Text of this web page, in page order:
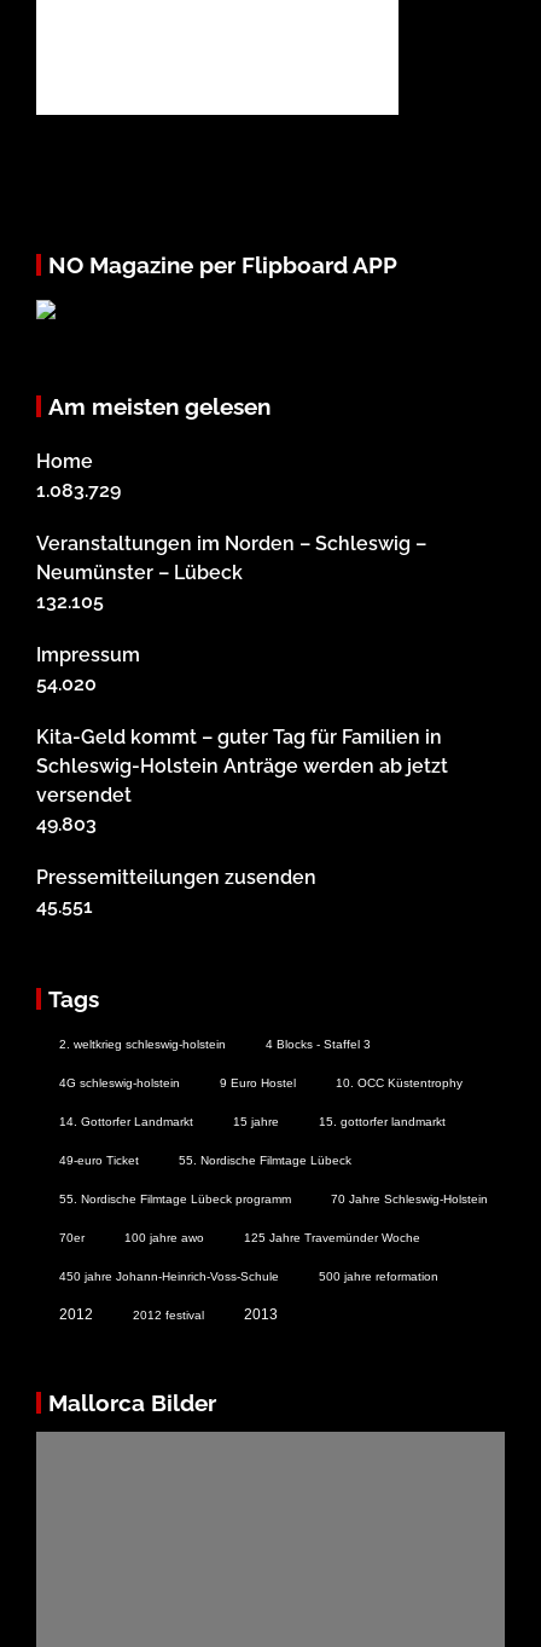
NO Magazine per Flipboard APP
Am meisten gelesen
Home
1.083.729
Veranstaltungen im Norden – Schleswig –
Neumünster – Lübeck
132.105
Impressum
54.020
Kita-Geld kommt – guter Tag für Familien in
Schleswig-Holstein Anträge werden ab jetzt
versendet
49.803
Pressemitteilungen zusenden
45.551
Tags
2. weltkrieg schleswig-holstein 4 Blocks - Staffel 3
4G schleswig-holstein 9 Euro Hostel 10. OCC Küstentrophy
14. Gottorfer Landmarkt 15 jahre 15. gottorfer landmarkt
49-euro Ticket 55. Nordische Filmtage Lübeck
55. Nordische Filmtage Lübeck programm 70 Jahre Schleswig-Holstein
70er 100 jahre awo 125 Jahre Travemünder Woche
450 jahre Johann-Heinrich-Voss-Schule 500 jahre reformation
2012 2012 festival 2013
Mallorca Bilder